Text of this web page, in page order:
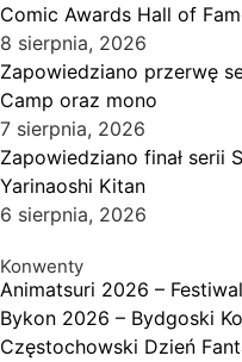
Comic Awards Hall of
8 sierpnia, 2026
Zapowiedziano przerwę
Camp oraz mono
7 sierpnia, 2026
Zapowiedziano finał serii
Yarinaoshi Kitan
6 sierpnia, 2026
Konwenty
Animatsuri 2026 –
Bykon 2026 – Bydgoski
Częstochowski Dzień